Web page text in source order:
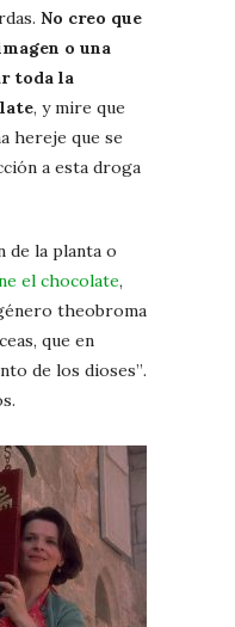
No creo que
o una
toda la
, y mire que
hereje que se
a esta droga
de la planta o
el chocolate,
theobroma
que en
de los dioses”.